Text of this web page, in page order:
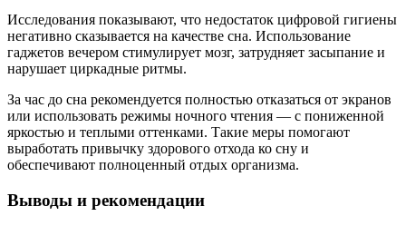
Исследования показывают, что недостаток цифровой гигиены
негативно сказывается на качестве сна. Использование
гаджетов вечером стимулирует мозг, затрудняет засыпание и
нарушает циркадные ритмы.
За час до сна рекомендуется полностью отказаться от экранов
или использовать режимы ночного чтения — с пониженной
яркостью и теплыми оттенками. Такие меры помогают
выработать привычку здорового отхода ко сну и
обеспечивают полноценный отдых организма.
Выводы и рекомендации